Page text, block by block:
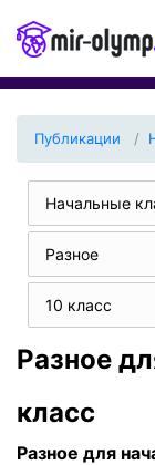
Публикации
Начальные
Разное
10 класс
Разное
класс
Разное для